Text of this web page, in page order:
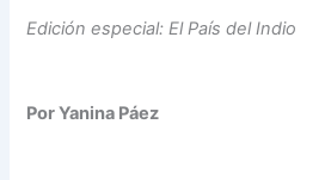
Edición especial: El País del Indio
Por Yanina Páez